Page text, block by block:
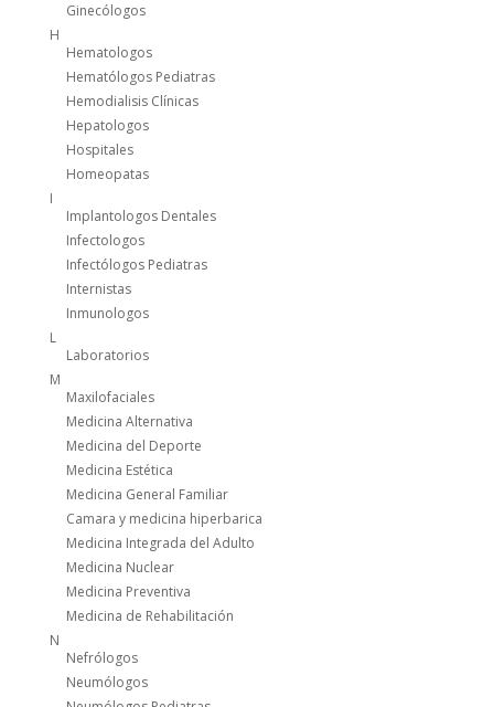
Ginecólogos
H
Hematologos
Hematólogos Pediatras
Hemodialisis Clínicas
Hepatologos
Hospitales
Homeopatas
I
Implantologos Dentales
Infectologos
Infectólogos Pediatras
Internistas
Inmunologos
L
Laboratorios
M
Maxilofaciales
Medicina Alternativa
Medicina del Deporte
Medicina Estética
Medicina General Familiar
Camara y medicina hiperbarica
Medicina Integrada del Adulto
Medicina Nuclear
Medicina Preventiva
Medicina de Rehabilitación
N
Nefrólogos
Neumólogos